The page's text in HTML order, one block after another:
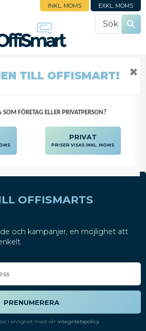
INKL. MOMS EXKL. MOMS
LADDARE
OFFISMARTS
och kampanjer, en möjlighet att
PRENUMERERA
i enlighet med vår integritetspolicy.
TILL OFFISMART!
FÖRETAG ELLER PRIVATPERSON?
PRIVAT
PRISER VISAS INKL. MOMS
✖